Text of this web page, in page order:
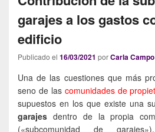
garajes a los gastos
edificio
Publicado el 16/03/2021 porCarla Campo
Una de las cuestiones que más
seno de las comunidades de
supuestos en los que existe una
garajes dentro de la propia
(«subcomunidad de